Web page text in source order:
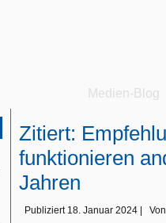
Medien-Blog
Zitiert:
funktionieren
Jahren
Publiziert 18. Januar 2024 Von